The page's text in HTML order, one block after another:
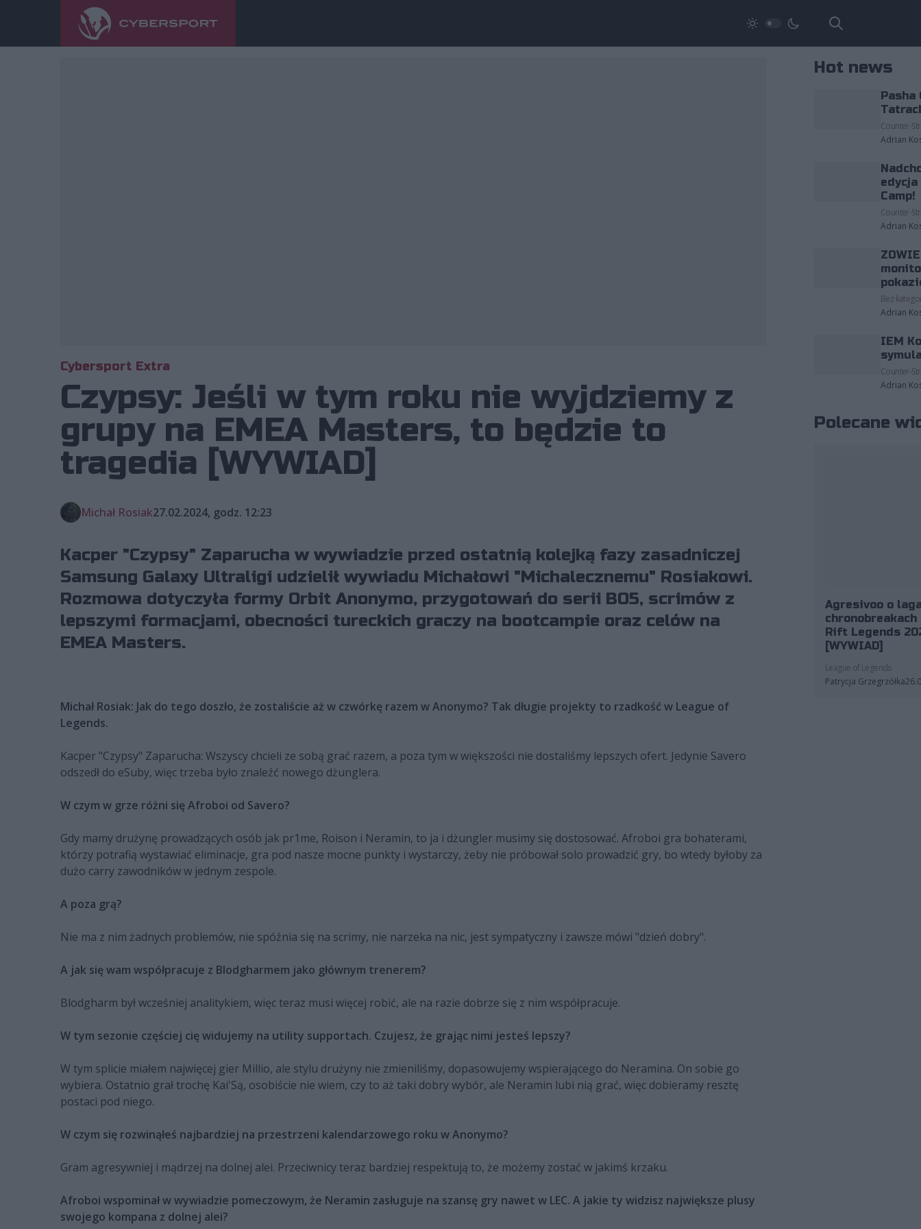
Cybersport Extra
Czypsy: Jeśli w tym roku nie wyjdziemy z
grupy na EMEA Masters, to będzie to
tragedia [WYWIAD]
Michał Rosiak27.02.2024, godz. 12:23
Kacper "Czypsy" Zaparucha w wywiadzie przed ostatnią kolejką fazy zasadniczej
Samsung Galaxy Ultraligi udzielił wywiadu Michałowi "Michalecznemu" Rosiakowi.
Rozmowa dotyczyła formy Orbit Anonymo, przygotowań do serii BO5, scrimów z
lepszymi formacjami, obecności tureckich graczy na bootcampie oraz celów na
EMEA Masters.
Michał Rosiak: Jak do tego doszło, że zostaliście aż w czwórkę razem w Anonymo? Tak długie projekty to rzadkość w League of
Legends.
Kacper "Czypsy" Zaparucha: Wszyscy chcieli ze sobą grać razem, a poza tym w większości nie dostaliśmy lepszych ofert. Jedynie Savero
odszedł do eSuby, więc trzeba było znaleźć nowego dżunglera.
W czym w grze różni się Afroboi od Savero?
Gdy mamy drużynę prowadzących osób jak pr1me, Roison i Neramin, to ja i dżungler musimy się dostosować. Afroboi gra bohaterami,
którzy potrafią wystawiać eliminacje, gra pod nasze mocne punkty i wystarczy, żeby nie próbował solo prowadzić gry, bo wtedy byłoby za
dużo carry zawodników w jednym zespole.
A poza grą?
Nie ma z nim żadnych problemów, nie spóźnia się na scrimy, nie narzeka na nic, jest sympatyczny i zawsze mówi "dzień dobry".
A jak się wam współpracuje z Blodgharmem jako głównym trenerem?
Blodgharm był wcześniej analitykiem, więc teraz musi więcej robić, ale na razie dobrze się z nim współpracuje.
W tym sezonie częściej cię widujemy na utility supportach. Czujesz, że grając nimi jesteś lepszy?
W tym splicie miałem najwięcej gier Millio, ale stylu drużyny nie zmieniliśmy, dopasowujemy wspierającego do Neramina. On sobie go
wybiera. Ostatnio grał trochę Kai'Są, osobiście nie wiem, czy to aż taki dobry wybór, ale Neramin lubi nią grać, więc dobieramy resztę
postaci pod niego.
W czym się rozwinąłeś najbardziej na przestrzeni kalendarzowego roku w Anonymo?
Gram agresywniej i mądrzej na dolnej alei. Przeciwnicy teraz bardziej respektują to, że możemy zostać w jakimś krzaku.
Afroboi wspominał w wywiadzie pomeczowym, że Neramin zasługuje na szansę gry nawet w LEC. A jakie ty widzisz największe plusy
swojego kompana z dolnej alei?
Hot news
Pasha
Counter-
Adrian
edycja
Camp!
Counter-
Adrian
Bez
Adrian
IEM
Counter-
Adrian
Polecane
Agresivoo o
Rift Legends
[WYWIAD]
League of Legends
Patrycja Grzegrzółka